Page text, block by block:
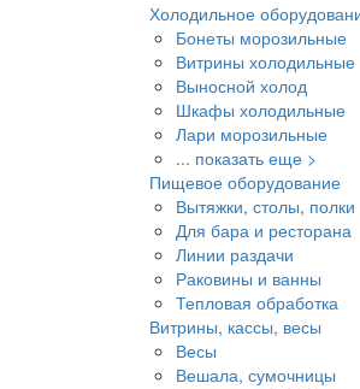
Холодильное
Бонеты морозильные
Витрины холодильные
Выносной холод
Шкафы холодильные
Лари морозильные
... показать еще >
Пищевое оборудование
Вытяжки, столы, полки
Для бара и ресторана
Линии раздачи
Раковины и ванны
Тепловая обработка
Витрины, кассы, весы
Весы
Вешала, сумочницы